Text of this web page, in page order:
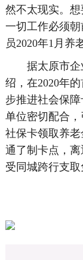
然不太现实。想
一切工作必须
员2020年1月养
据太原市企
绍，在2020年
步推进社会保
单位密切配合
社保卡领取养
通了制卡点，
受同城跨行支取